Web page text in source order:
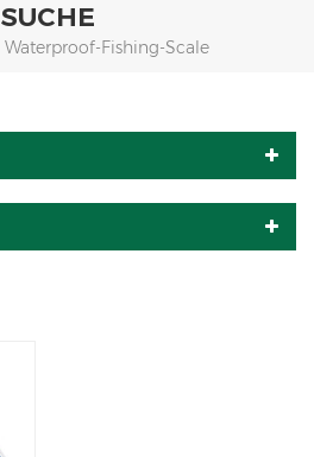
SUCHE
Waterproof-Fishing-Scale